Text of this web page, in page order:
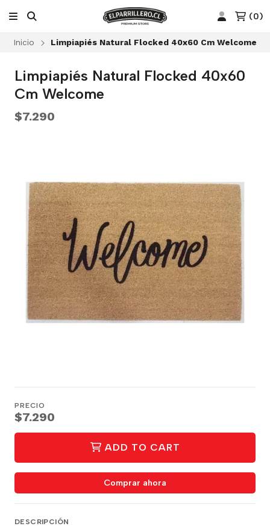
(0)
Inicio Limpiapiés Natural Flocked 40x60 Cm Welcome
Limpiapiés Natural Flocked 40x60
Cm Welcome
$7.290
PRECIO
$7.290
ADD TO CART
Comprar ahora
DESCRIPCIÓN